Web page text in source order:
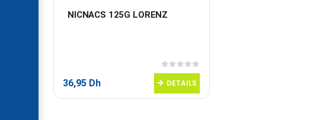
NICNACS 125G LORENZ
0sur 5
36,95 Dh DETAILS